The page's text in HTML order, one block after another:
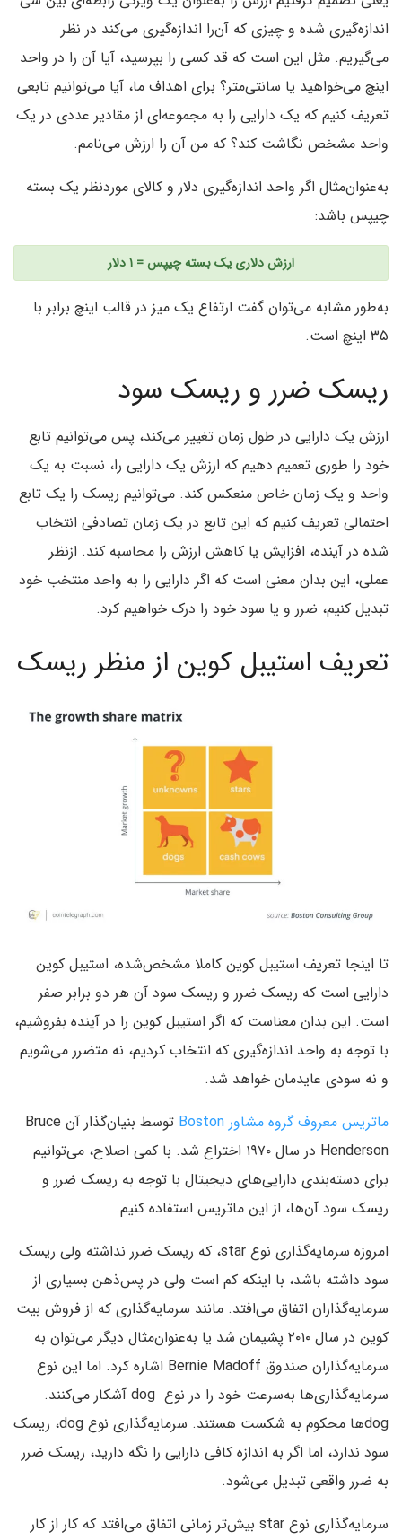
اندازه‌گیری شده و چیزی که آن‌را اندازه‌گیری می‌کند در نظر
می‌گیریم. مثل این است که قد کسی را بپرسید، آیا آن را در واحد
اینچ می‌خواهید یا سانتی‌متر؟ برای اهداف ما، آیا می‌توانیم تابعی
تعریف کنیم که یک دارایی را به مجموعه‌ای از مقادیر عددی در یک
واحد مشخص نگاشت کند؟ که من آن‌ را ارزش می‌نامم.
به‌عنوان‌مثال اگر واحد اندازه‌گیری دلار و کالای موردنظر یک بسته
چیپس باشد:
ارزش دلاری یک بسته چیپس = ۱ دلار
به‌طور مشابه می‌توان گفت ارتفاع یک میز در قالب اینچ برابر با
۳۵ اینچ است.
ریسک ضرر و ریسک سود
ارزش یک دارایی در طول زمان تغییر می‌کند، پس می‌توانیم تابع
خود را طوری تعمیم دهیم که ارزش یک دارایی را، نسبت به یک
واحد و یک زمان خاص منعکس کند. می‌توانیم ریسک را یک تابع
احتمالی تعریف کنیم که این تابع در یک زمان تصادفی انتخاب
شده در آینده، افزایش یا کاهش ارزش را محاسبه کند. ازنظر
عملی، این بدان معنی است که اگر دارایی را به واحد منتخب خود
تبدیل کنیم، ضرر و یا سود خود را درک خواهیم کرد.
تعریف استیبل ‌کوین از منظر ریسک
تا اینجا تعریف استیبل ‌کوین کاملا مشخص‌شده، استیبل ‌کوین
دارایی است که ریسک ضرر و ریسک سود آن هر دو برابر صفر
است. این بدان معناست که اگر استیبل ‌کوین را در آینده بفروشیم،
با توجه به واحد اندازه‌گیری که انتخاب کردیم، نه متضرر می‌شویم
و نه سودی عایدمان خواهد شد.
ماتریس معروف گروه مشاور Boston
توسط بنیان‌گذار آن Bruce
Henderson در سال ۱۹۷۰ اختراع شد. با کمی اصلاح، می‌توانیم
برای دسته‌بندی دارایی‌های دیجیتال با توجه به ریسک ضرر و
ریسک سود آن‌ها، از این ماتریس استفاده کنیم.
امروزه سرمایه‌گذاری نوع star، که ریسک ضرر نداشته ولی ریسک
سود داشته باشد، با اینکه کم است ولی در پس‌ذهن بسیاری از
سرمایه‌گذاران اتفاق می‌افتد. مانند سرمایه‌گذاری که از فروش بیت
کوین در سال ۲۰۱۰ پشیمان شد یا به‌عنوان‌مثال دیگر می‌توان به
سرمایه‌گذاران صندوق Bernie Madoff اشاره کرد. اما این نوع
سرمایه‌گذاری‌ها به‌سرعت خود را در نوع dog آشکار می‌کنند.
dogها محکوم به شکست هستند. سرمایه‌گذاری نوع dog، ریسک
سود ندارد، اما اگر به‌ اندازه کافی دارایی را نگه‌ دارید، ریسک ضرر
به ضرر واقعی تبدیل می‌شود.
سرمایه‌گذاری نوع star بیش‌تر زمانی اتفاق می‌افتد که کار از کار